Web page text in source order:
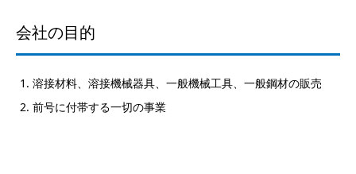
会社の目的
溶接材料、溶接機械器具、一般機械工具、一般鋼材の販売
前号に付帯する一切の事業